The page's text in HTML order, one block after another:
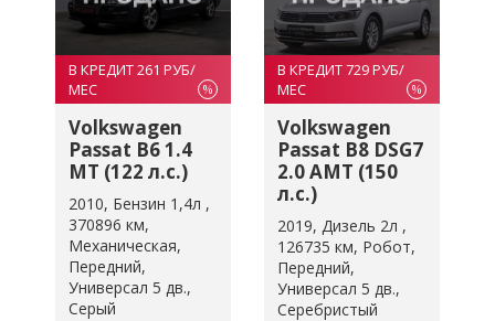
В КРЕДИТ 261 РУБ/
МЕС
%
Volkswagen
Passat B6 1.4
MT (122 л.с.)
2010 Бензин 1,4л
370896 км
Механическая
Передний
Универсал 5 дв.
Серый
В КРЕДИТ 729 РУБ/
МЕС
%
Volkswagen
Passat B8 DSG7
2.0 AMT (150
л.с.)
2019 Дизель 2л
126735 км Робот
Передний
Универсал 5 дв.
Серебристый